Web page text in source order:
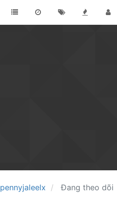
pennyjaleelx Đang theo dõi